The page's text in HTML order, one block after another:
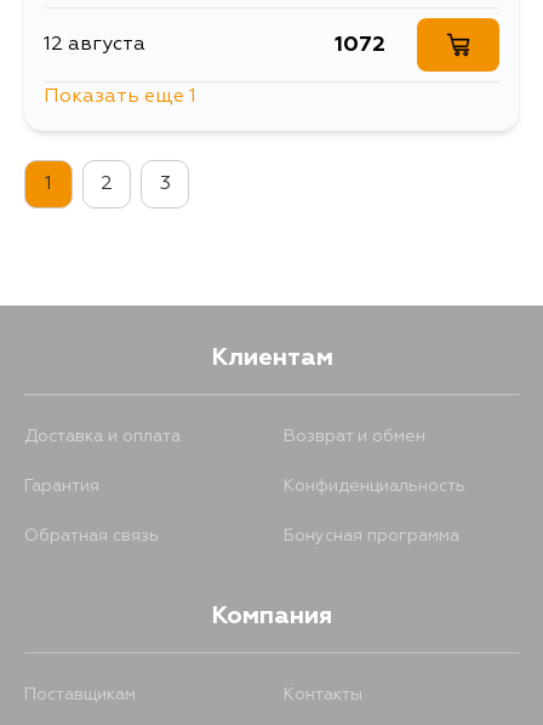
12 августа 1072
Показать еще 1
1 2 3
Клиентам
Доставка и оплата Возврат и обмен
Гарантия Конфиденциальность
Обратная связь Бонусная программа
Компания
Поставщикам Контакты